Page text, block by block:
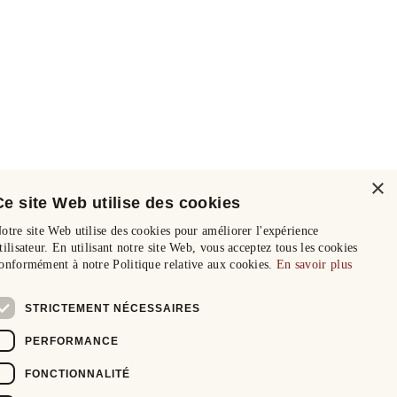
×
site Web utilise des cookies
site Web utilise des cookies pour améliorer l'expérience
En utilisant notre site Web, vous acceptez tous les cookies
à notre Politique relative aux cookies. En savoir plus
STRICTEMENT NÉCESSAIRES
PERFORMANCE
FONCTIONNALITÉ